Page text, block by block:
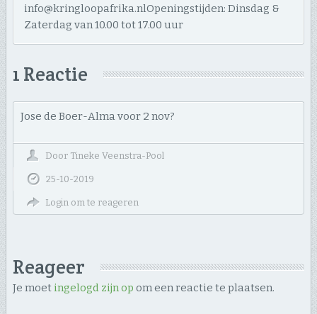
info@kringloopafrika.nlOpeningstijden: Dinsdag &
Zaterdag van 10.00 tot 17.00 uur
1 Reactie
Jose de Boer-Alma voor 2 nov?
Door Tineke Veenstra-Pool
25-10-2019
Login om te reageren
Reageer
Je moet ingelogd zijn op om een reactie te plaatsen.